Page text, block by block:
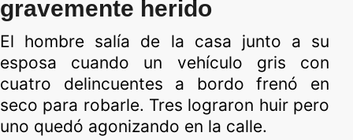
gravemente herido
El hombre salía de la casa junto a su
esposa cuando un vehículo gris con
cuatro delincuentes a bordo frenó en
seco para robarle. Tres lograron huir pero
uno quedó agonizando en la calle.